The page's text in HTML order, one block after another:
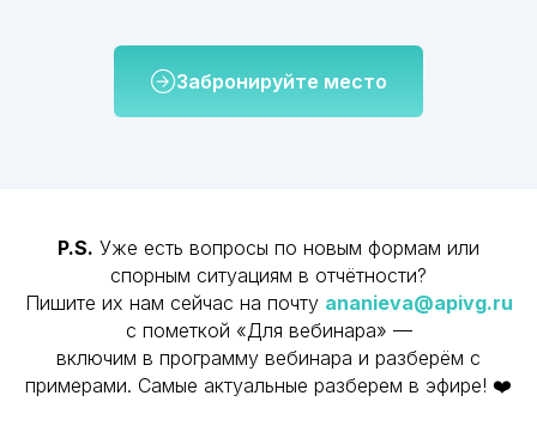
Забронируйте место
P.S. Уже есть вопросы по новым формам или
спорным ситуациям в отчётности?
Пишите их нам сейчас на почту ananieva@apivg.ru
с пометкой «Для вебинара» —
включим в программу вебинара и разберём с
примерами. Самые актуальные разберем в эфире! ❤️
info@vgsrv.ru
© «ВГ Сервис» 2026
Обществос ограниченной ответственностью
«ВГ сервис» (ООО «ВГ сервис»)
129 085, город Москва, пр-кт Мира, д. 101 стр. 1, эт 1 пом
1 ком 17